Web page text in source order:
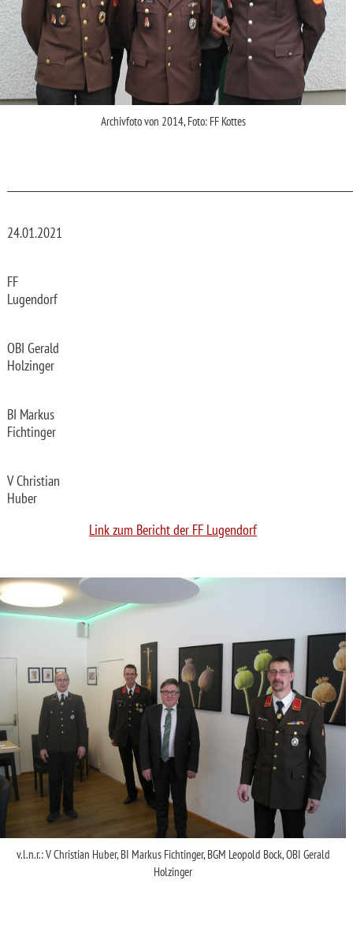
Archivfoto von 2014, Foto: FF Kottes
24.01.2021
FF
Lugendorf
OBI Gerald
Holzinger
BI Markus
Fichtinger
V Christian
Huber
Link zum Bericht der FF Lugendorf
v.l.n.r.: V Christian Huber, BI Markus Fichtinger, BGM Leopold Bock, OBI Gerald
Holzinger